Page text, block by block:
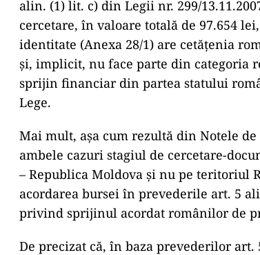
alin. (1) lit. c) din Legii nr. 299/
cercetare, în valoare totală de 97.654
identitate (Anexa 28/1) are cetăţenia
şi, implicit, nu face parte din categoria
sprijin financiar din partea statului
Lege.
Mai mult, aşa cum rezultă din Notele
ambele cazuri stagiul de cercetare-
– Republica Moldova şi nu pe teritoriul
acordarea bursei în prevederile art. 5
privind sprijinul acordat românilor de
De precizat că, în baza prevederilor